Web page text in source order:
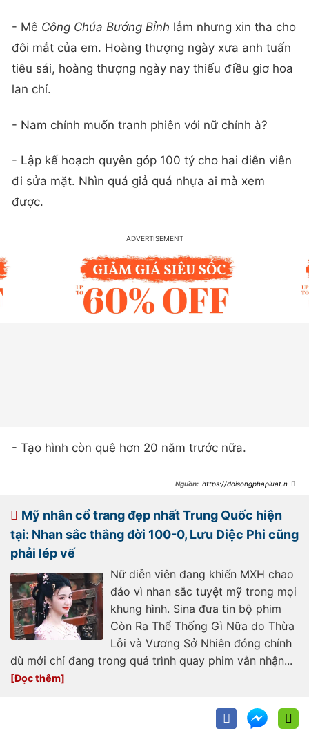
- Mê Công Chúa Bướng Bỉnh lắm nhưng xin tha cho
đôi mắt của em. Hoàng thượng ngày xưa anh tuấn
tiêu sái, hoàng thượng ngày nay thiếu điều giơ hoa
lan chỉ.
- Nam chính muốn tranh phiên với nữ chính à?
- Lập kế hoạch quyên góp 100 tỷ cho hai diễn viên
đi sửa mặt. Nhìn quá giả quá nhựa ai mà xem
được.
- Tạo hình còn quê hơn 20 năm trước nữa.
https://doisongphapluat.ngu
xau-den-muc-netizen-doi-tai-tro-
100-ty-de-sua-mat-a517219.html
Mỹ nhân cổ trang đẹp nhất Trung Quốc hiện
tại: Nhan sắc thắng đời 100-0, Lưu Diệc Phi cũng
phải lép vế
Nữ diễn viên đang khiến MXH chao
đảo vì nhan sắc tuyệt mỹ trong mọi
khung hình. Sina đưa tin bộ phim
Còn Ra Thể Thống Gì Nữa do Thừa
Lỗi và Vương Sở Nhiên đóng chính
dù mới chỉ đang trong quá trình quay phim vẫn nhận...